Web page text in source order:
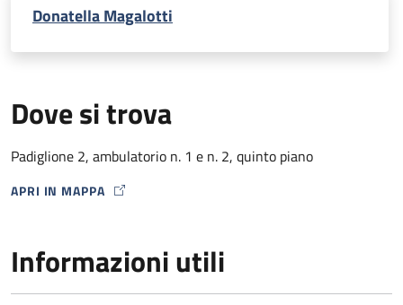
Donatella Magalotti
Dove si trova
Padiglione 2, ambulatorio n. 1 e n. 2, quinto piano
APRI IN MAPPA
MAP ICON
Informazioni utili